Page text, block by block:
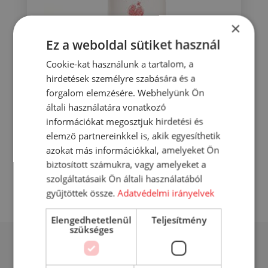
Well folyékony szappan gránátalma
illatú 500 ml
701Ft
KOSÁRBA
RÉSZLETEK
Mások éppen ezt nézik...
×
Ez a weboldal sütiket használ
Cookie-kat használunk a tartalom, a
hirdetések személyre szabására és a
forgalom elemzésére. Webhelyünk Ön
általi használatára vonatkozó
információkat megosztjuk hirdetési és
elemző partnereinkkel is, akik egyesíthetik
azokat más információkkal, amelyeket Ön
biztosított számukra, vagy amelyeket a
szolgáltatásaik Ön általi használatából
gyűjtöttek össze.Adatvédelmi irányelvek
Elengedhetetlenül
szükséges
Teljesítmény